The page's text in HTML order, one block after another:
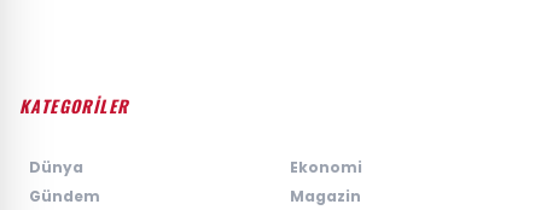
KATEGORİLER
Dünya
Ekonomi
Gündem
Magazin